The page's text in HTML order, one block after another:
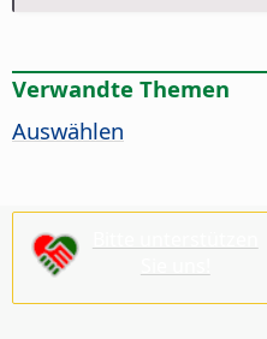
Verwandte Themen
Auswählen